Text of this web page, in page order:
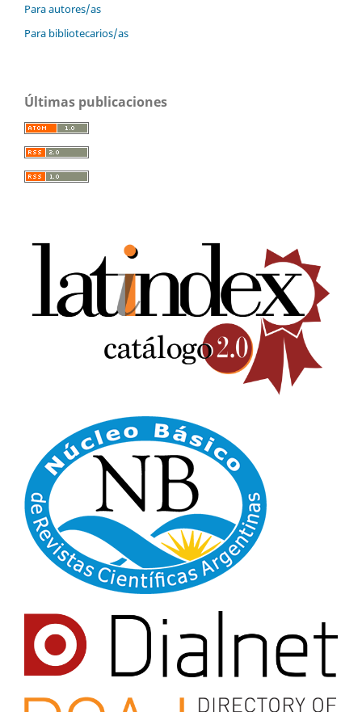
Para autores/as
Para bibliotecarios/as
Últimas publicaciones